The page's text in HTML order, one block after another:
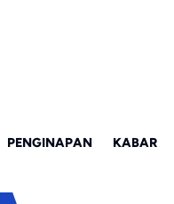
PENGINAPAN KABAR